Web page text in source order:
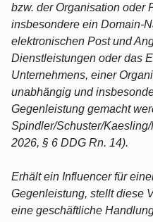
bzw. der Organisation oder
insbesondere ein Domain-
elektronischen Post und
Dienstleistungen oder das
Unternehmens, einer
unabhängig und
Gegenleistung gemacht
Spindler/Schuster/
2026, § 6 DDG Rn. 14).
Erhält ein Influencer für
Gegenleistung, stellt diese
eine geschäftliche